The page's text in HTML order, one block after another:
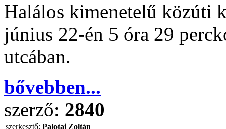
Halálos kimenetelű közúti
június 22-én 5 óra 29
utcában.
bővebben...
szerző: 2840
szerkesztő: Palotai Zoltán